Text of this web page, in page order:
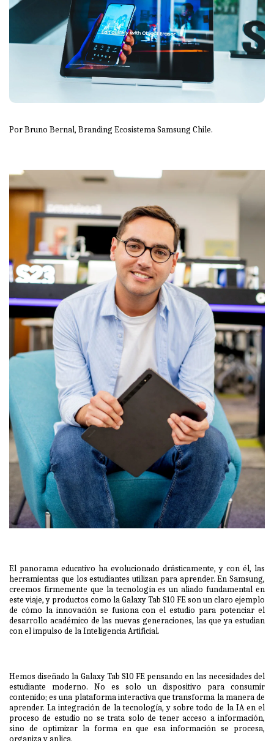
Por Bruno Bernal, Branding Ecosistema Samsung Chile.
El panorama educativo ha evolucionado drásticamente, y con él, las
herramientas que los estudiantes utilizan para aprender. En Samsung,
creemos firmemente que la tecnología es un aliado fundamental en
este viaje, y productos como la Galaxy Tab S10 FE son un claro ejemplo
de cómo la innovación se fusiona con el estudio para potenciar el
desarrollo académico de las nuevas generaciones, las que ya estudian
con el impulso de la Inteligencia Artificial.
Hemos diseñado la Galaxy Tab S10 FE pensando en las necesidades del
estudiante moderno. No es solo un dispositivo para consumir
contenido; es una plataforma interactiva que transforma la manera de
aprender. La integración de la tecnología, y sobre todo de la IA en el
proceso de estudio no se trata solo de tener acceso a información,
sino de optimizar la forma en que esa información se procesa,